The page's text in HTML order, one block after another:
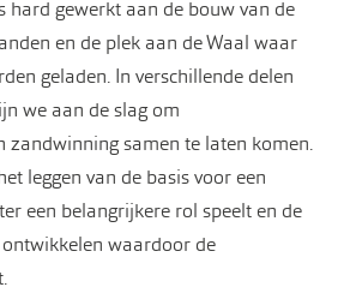
hard gewerkt aan de bouw van de
en de plek aan de Waal waar
geladen. In verschillende delen
we aan de slag om
zandwinning samen te laten komen.
leggen van de basis voor een
een belangrijkere rol speelt en de
waardoor de